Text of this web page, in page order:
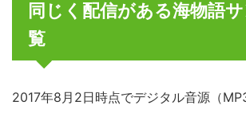
同じく配信がある海物語
覧
2017年8月2日時点でデジタル音源（